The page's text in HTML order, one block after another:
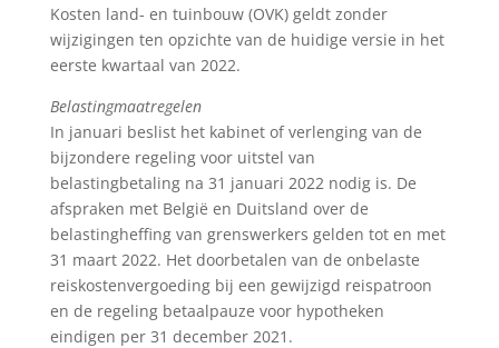
Kosten land- en tuinbouw (OVK) geldt zonder
wijzigingen ten opzichte van de huidige versie in het
eerste kwartaal van 2022.
Belastingmaatregelen
In januari beslist het kabinet of verlenging van de
bijzondere regeling voor uitstel van
belastingbetaling na 31 januari 2022 nodig is. De
afspraken met België en Duitsland over de
belastingheffing van grenswerkers gelden tot en met
31 maart 2022. Het doorbetalen van de onbelaste
reiskostenvergoeding bij een gewijzigd reispatroon
en de regeling betaalpauze voor hypotheken
eindigen per 31 december 2021.